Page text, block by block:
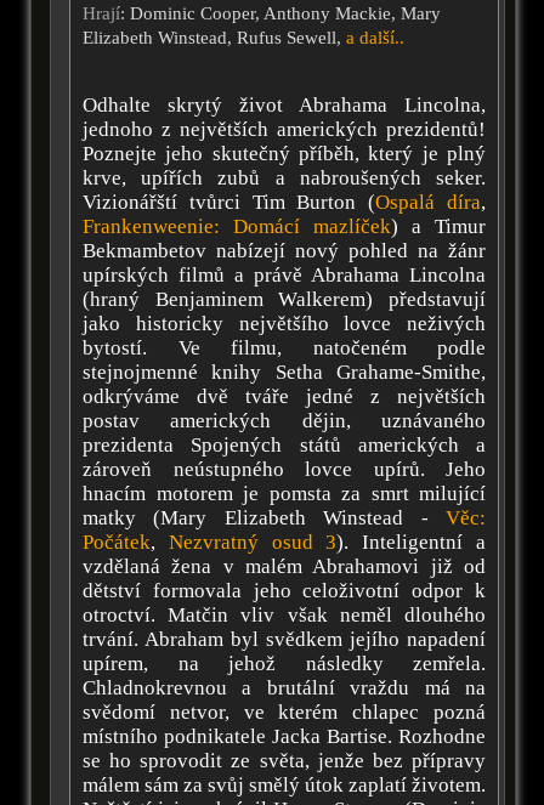
Hrají: Dominic Cooper, Anthony Mackie, Mary
Elizabeth Winstead, Rufus Sewell, a další..
Odhalte skrytý život Abrahama Lincolna,
jednoho z největších amerických prezidentů!
Poznejte jeho skutečný příběh, který je plný
krve, upířích zubů a nabroušených seker.
Vizionářští tvůrci Tim Burton (Ospalá díra,
Frankenweenie: Domácí mazlíček) a Timur
Bekmambetov nabízejí nový pohled na žánr
upírských filmů a právě Abrahama Lincolna
(hraný Benjaminem Walkerem) představují
jako historicky největšího lovce neživých
bytostí. Ve filmu, natočeném podle
stejnojmenné knihy Setha Grahame-Smithe,
odkrýváme dvě tváře jedné z největších
postav amerických dějin, uznávaného
prezidenta Spojených států amerických a
zároveň neústupného lovce upírů. Jeho
hnacím motorem je pomsta za smrt milující
matky (Mary Elizabeth Winstead -Věc:
Počátek, Nezvratný osud 3). Inteligentní a
vzdělaná žena v malém Abrahamovi již od
dětství formovala jeho celoživotní odpor k
otroctví. Matčin vliv však neměl dlouhého
trvání. Abraham byl svědkem jejího napadení
upírem, na jehož následky zemřela.
Chladnokrevnou a brutální vraždu má na
svědomí netvor, ve kterém chlapec pozná
místního podnikatele Jacka Bartise. Rozhodne
se ho sprovodit ze světa, jenže bez přípravy
málem sám za svůj smělý útok zaplatí životem.